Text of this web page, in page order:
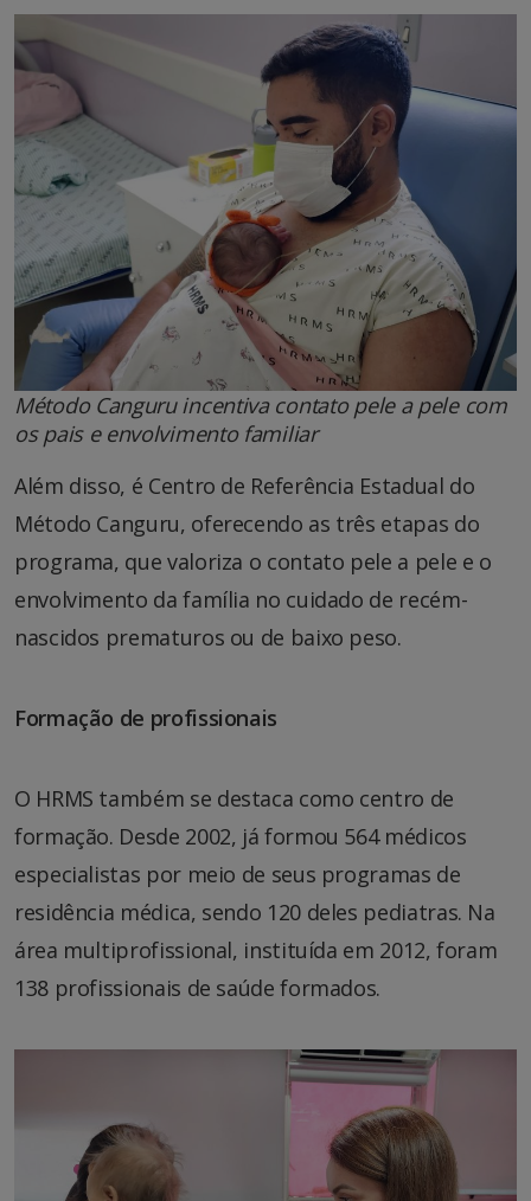
Método Canguru incentiva contato pele a pele com
os pais e envolvimento familiar
Além disso, é Centro de Referência Estadual do
Método Canguru, oferecendo as três etapas do
programa, que valoriza o contato pele a pele e o
envolvimento da família no cuidado de recém-
nascidos prematuros ou de baixo peso.
Formação de profissionais
O HRMS também se destaca como centro de
formação. Desde 2002, já formou 564 médicos
especialistas por meio de seus programas de
residência médica, sendo 120 deles pediatras. Na
área multiprofissional, instituída em 2012, foram
138 profissionais de saúde formados.